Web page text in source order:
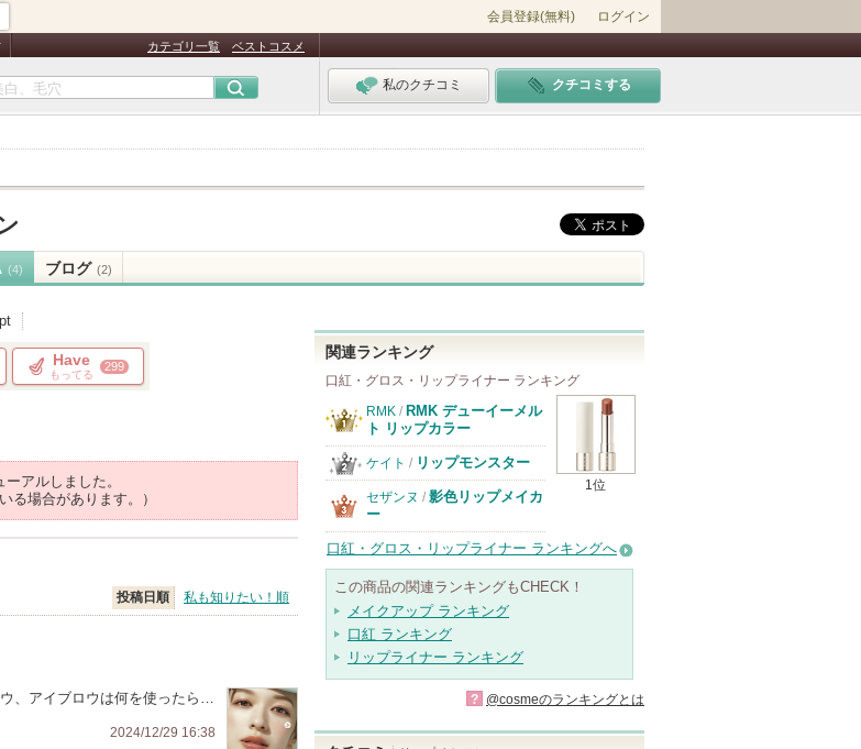
会員登録(無料) ログイン
カテゴリ一覧 ベストコスメ
私のクチコミ クチコミする
(4) ブログ (2)
Have
もってる
299
アルしました。
る場合があります。）
投稿日順 私も知りたい！順
、アイブロウは何を使ったら…
2024/12/29 16:38
関連ランキング
口紅・グロス・リップライナー ランキング
1位
RMK / RMK デューイーメル
ト リップカラー
ケイト / リップモンスター
セザンヌ / 影色リップメイカ
ー
口紅・グロス・リップライナー ランキングへ
この商品の関連ランキングもCHECK！
メイクアップ ランキング
口紅 ランキング
リップライナー ランキング
? @cosmeのランキングとは